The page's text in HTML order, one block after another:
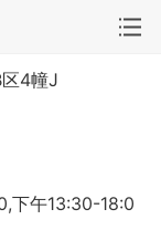
4幢J
下午13:30-18:0